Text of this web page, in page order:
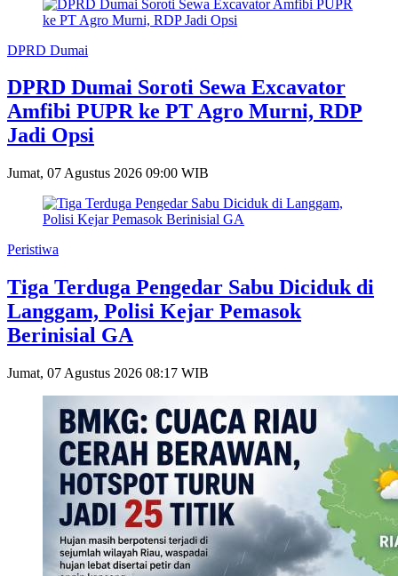
DPRD Dumai
DPRD Dumai Soroti Sewa Excavator
Amfibi PUPR ke PT Agro Murni, RDP
Jadi Opsi
Jumat, 07 Agustus 2026 09:00 WIB
Peristiwa
Tiga Terduga Pengedar Sabu Diciduk di
Langgam, Polisi Kejar Pemasok
Berinisial GA
Jumat, 07 Agustus 2026 08:17 WIB